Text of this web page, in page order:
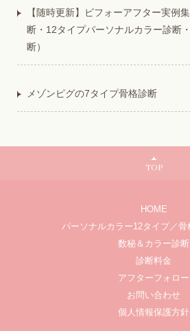
【随時更新】ビフォーアフター実例
断・12タイプパーソナルカラー診断
断）
メゾンピグの7タイプ骨格診断
TOP
HOME
パーソナルカラー12タイプ／
数秘＆カラー診断
診断料金
アフターフォロー
お問い合わせ
個人情報保護方針